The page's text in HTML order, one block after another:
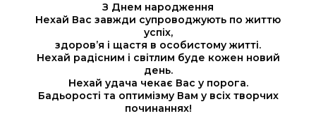
З Днем народження
Нехай Вас завжди супроводжують по життю
успіх,
здоров’я і щастя в особистому житті.
Нехай радісним і світлим буде кожен новий
день.
Нехай удача чекає Вас у порога.
Бадьорості та оптимізму Вам у всіх творчих
починаннях!